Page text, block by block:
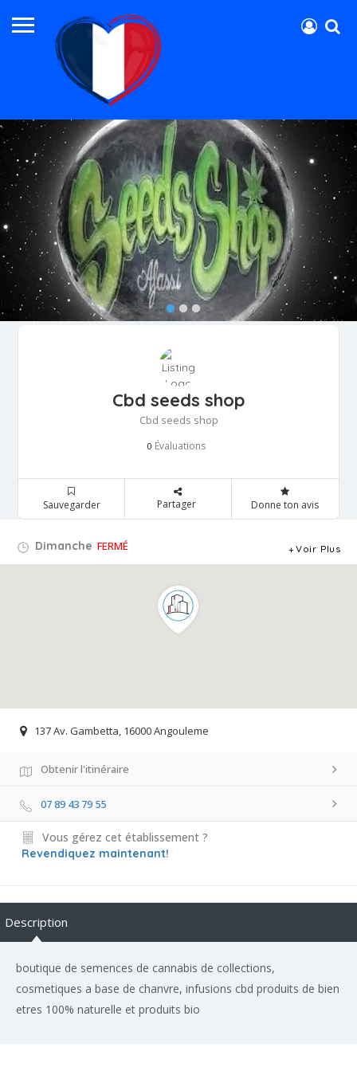
Cbd seeds shop
Cbd seeds shop
0 Évaluations
Sauvegarder Partager Donne ton avis
Dimanche FERMÉ Voir Plus
137 Av. Gambetta, 16000 Angouleme
Obtenir l'itinéraire
07 89 43 79 55
Vous gérez cet établissement ?
Revendiquez maintenant!
Description
boutique de semences de cannabis de collections,
cosmetiques a base de chanvre, infusions cbd produits de bien
etres 100% naturelle et produits bio